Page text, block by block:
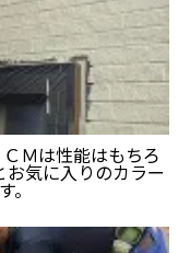
Ｍは性能はもちろ
気に入りのカラー
。